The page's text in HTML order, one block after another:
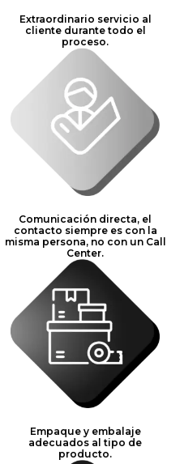
Extraordinario servicio al
cliente durante todo el
proceso.
Comunicación directa, el
contacto siempre es con la
misma persona, no con un Call
Center.
Empaque y embalaje
adecuados al tipo de
producto.